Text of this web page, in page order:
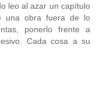
leo al azar un capítulo
una obra fuera de lo
ponerlo frente a
Cada cosa a su